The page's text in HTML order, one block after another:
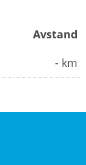
Avstand
- km